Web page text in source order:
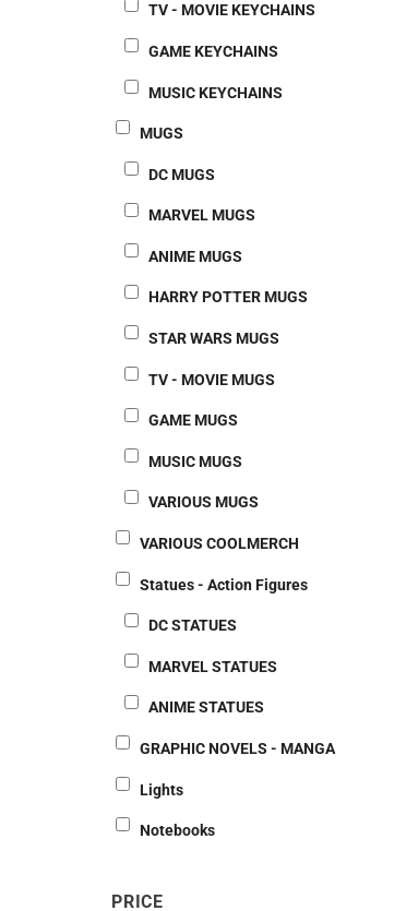
TV - MOVIE KEYCHAINS
GAME KEYCHAINS
MUSIC KEYCHAINS
MUGS
DC MUGS
MARVEL MUGS
ANIME MUGS
HARRY POTTER MUGS
STAR WARS MUGS
TV - MOVIE MUGS
GAME MUGS
MUSIC MUGS
VARIOUS MUGS
VARIOUS COOLMERCH
Statues - Action Figures
DC STATUES
MARVEL STATUES
ANIME STATUES
GRAPHIC NOVELS - MANGA
Lights
Notebooks
PRICE